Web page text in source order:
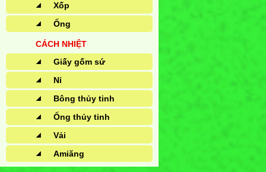
Xốp
Ống
CÁCH NHIỆT
Giấy gốm sứ
Nỉ
Bông thủy tinh
Ống thủy tinh
Vải
Amiăng